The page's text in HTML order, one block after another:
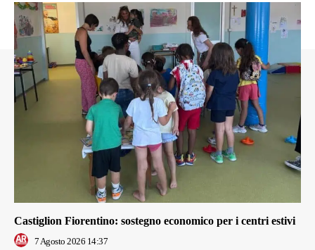
Castiglion Fiorentino: sostegno economico per i centri estivi
7 Agosto 2026 14:37